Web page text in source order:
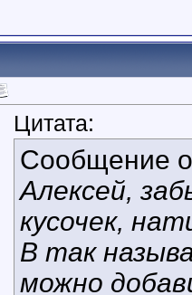
Цитата:
Сообщение
Алексей,
кусочек,
В так
можно